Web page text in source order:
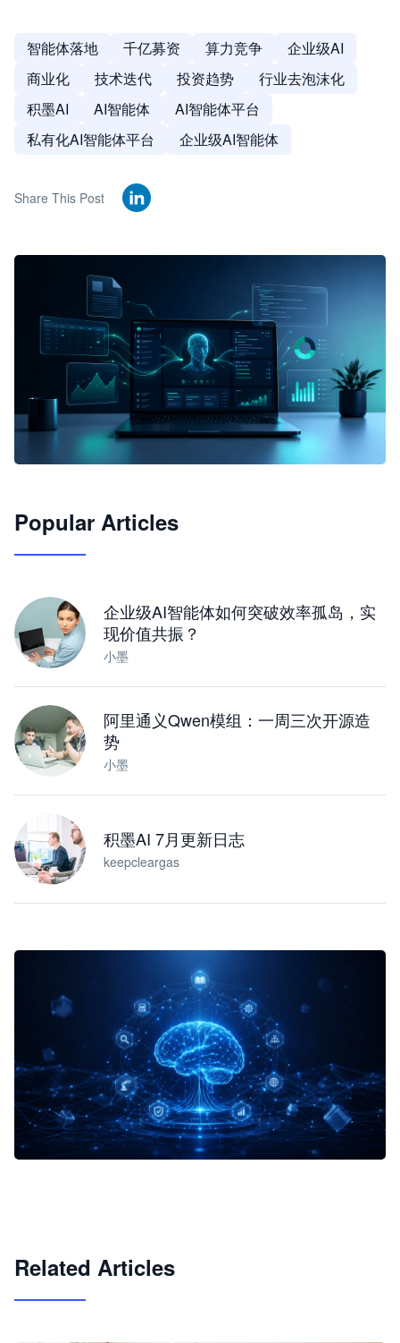
智能体落地 千亿募资 算力竞争
企业级AI
商业化
技术迭代 投资趋势
行业去泡沫化
积墨AI
AI智能体
AI智能体平台
私有化AI智能体平台
企业级AI智能体
Share This Post
JimoClaw 桌面 AI Agent 工作台
Popular Articles
企业级AI智能体如何突破效率孤岛，实
现价值共振？
小墨
阿里通义Qwen模组：一周三次开源造
势
小墨
积墨AI 7月更新日志
keepcleargas
Related Articles